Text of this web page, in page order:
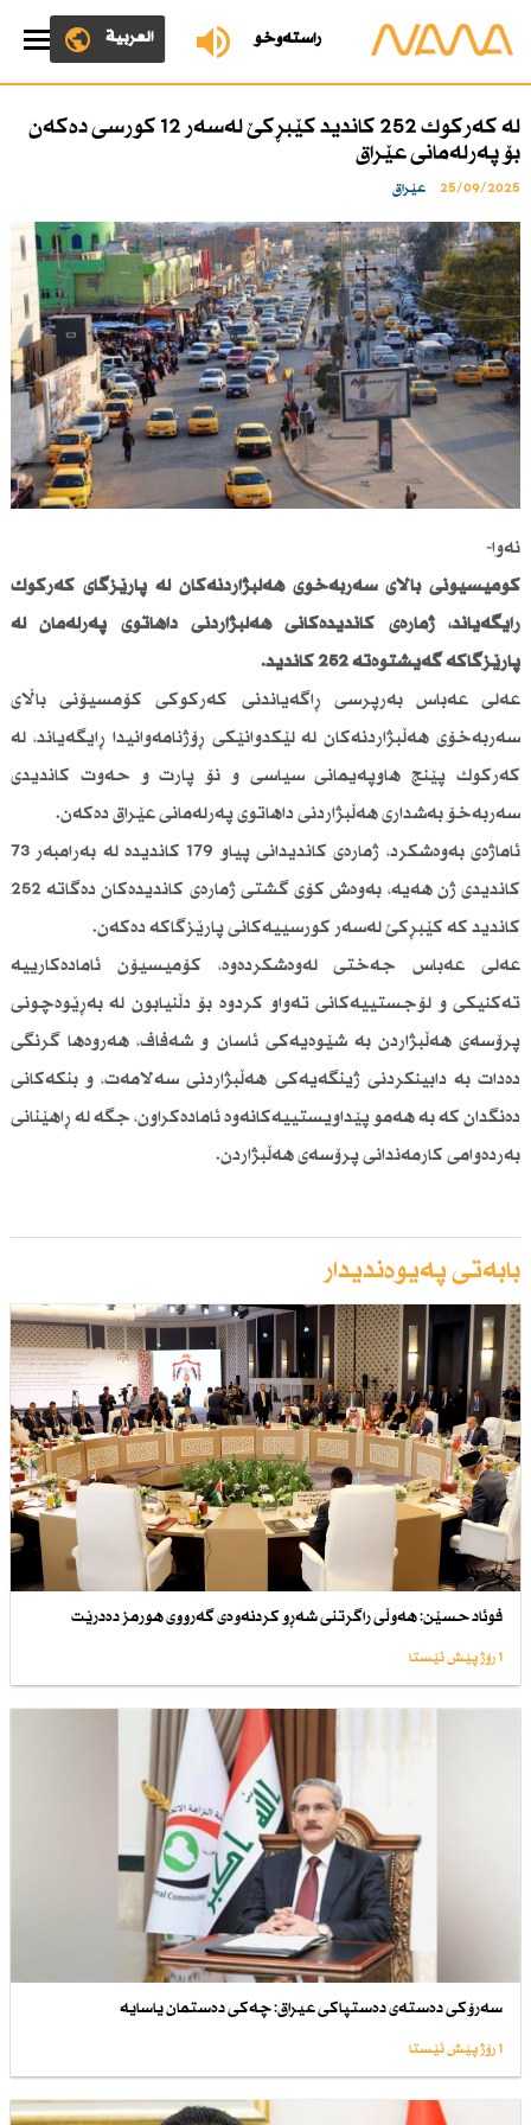
ڕاستەوخۆ العربية
لە كەركوك 252 كاندید كێبڕكێ لەسەر 12 كورسی دەكەن
بۆ پەرلەمانی عێراق
25/09/2025 عێراق
نەوا-
كۆمیسیۆنی باڵای سەربەخۆی هەڵبژاردنەكان لە پارێزگای كەركوك
ڕایگەیاند، ژمارەی كاندیدەكانی هەڵبژاردنی داهاتوی پەرلەمان لە
پارێزگاكە گەیشتوەتە 252 كاندید.
عەلی عەباس بەرپرسی ڕاگەیاندنی كەركوكی كۆمسیۆنی باڵای
سەربەخۆی هەڵبژاردنەكان لە لێكدوانێكی ڕۆژنامەوانیدا ڕایگەیاند، لە
كەركوك پێنج هاوپەیمانی سیاسی و نۆ پارت و حەوت كاندیدی
سەربەخۆ بەشداری هەڵبژاردنی داهاتوی پەرلەمانی عێراق دەكەن.
ئاماژەی بەوەشكرد، ژمارەی كاندیدانی پیاو 179 كاندیدە لە بەرامبەر 73
كاندیدی ژن هەیە، بەوەش كۆی گشتی ژمارەی كاندیدەكان دەگاتە 252
كاندید كە كێبڕكێ لەسەر كورسییەكانی پارێزگاكە دەكەن.
عەلی عەباس جەختی لەوەشكردەوە، كۆمیسیۆن ئامادەكارییە
تەكنیكی و لۆجستییەكانی تەواو كردوە بۆ دڵنیابون لە بەڕێوەچونی
پرۆسەی هەڵبژاردن بە شێوەیەكی ئاسان و شەفاف، هەروەها گرنگی
دەدات بە دابینكردنی ژینگەیەكی هەڵبژاردنی سەلامەت، و بنكەكانی
دەنگدان كە بە هەمو پێداویستییەكانەوە ئامادەكراون، جگە لە ڕاهێنانی
بەردەوامی كارمەندانی پرۆسەی هەڵبژاردن.
بابەتی پەیوەندیدار
فوئاد حسێن: هەوڵی راگرتنی شەڕو كردنەوەی گەرووی هورمز دەدرێت
1 رۆژ پێش ئێستا
سەرۆكی دەستەی دەستپاكی عیراق: چەكی دەستمان یاسایە
1 رۆژ پێش ئێستا